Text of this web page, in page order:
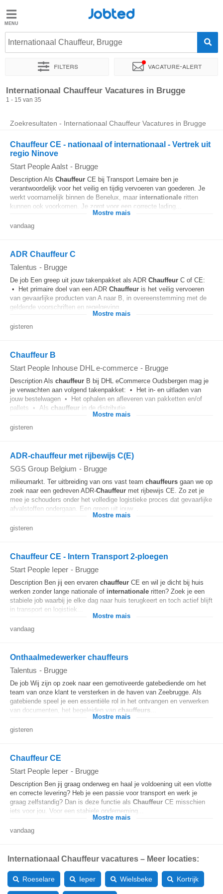
Jobted
Taal
Jobted
Internationaal Chauffeur, Brugge
Filters Vacature-alert
Sorteer op Exacte locatie Bedrijf Uitzendbureau
Internationaal Chauffeur Vacatures in Brugge
1 - 15 van 35
Zoekresultaten - Internationaal Chauffeur Vacatures in Brugge
Chauffeur CE - nationaal of internationaal - Vertrek uit
regio Ninove
Start People Aalst - Brugge
Description Als Chauffeur CE bij Transport Lemaire ben je
verantwoordelijk voor het veilig en tijdig vervoeren van goederen. Je
werkt voornamelijk binnen de Benelux, maar internationale ritten
kunnen ook voorkomen. Je zorgt voor een correcte lading...
Mostre mais
vandaag
ADR Chauffeur C
Talentus - Brugge
De job Een greep uit jouw takenpakket als ADR Chauffeur C of CE:
• Het primaire doel van een ADR Chauffeur is het veilig vervoeren
van gevaarlijke producten van A naar B, in overeenstemming met de
geldende voorschriften en regelgeving...
Mostre mais
gisteren
Chauffeur B
Start People Inhouse DHL e-commerce - Brugge
Description Als chauffeur B bij DHL eCommerce Oudsbergen mag je
je verwachten aan volgend takenpakket: • Het in- en uitladen van
jouw bestelwagen • Het ophalen en afleveren van pakketten en/of
pallets • Als chauffeur in de distributie...
Mostre mais
gisteren
ADR-chauffeur met rijbewijs C(E)
SGS Group Belgium - Brugge
milieumarkt. Ter uitbreiding van ons vast team chauffeurs gaan we op
zoek naar een gedreven ADR-Chauffeur met rijbewijs CE. Zo zet je
mee je schouders onder het volledige logistieke proces dat gevaarlijke
afvalstoffen ondergaan. Een greep uit jouw...
Mostre mais
gisteren
Chauffeur CE - Intern Transport 2-ploegen
Start People Ieper - Brugge
Description Ben jij een ervaren chauffeur CE en wil je dicht bij huis
werken zonder lange nationale of internationale ritten? Zoek je een
stabiele job waarbij je elke dag naar huis terugkeert en toch actief blijft
in transport en logistiek...
Mostre mais
vandaag
Onthaalmedewerker chauffeurs
Talentus - Brugge
De job Wij zijn op zoek naar een gemotiveerde gatebediende om het
team van onze klant te versterken in de haven van Zeebrugge. Als
gatebiende speel je een essentiële rol in het ontvangen en verwerken
van documenten, het begeleiden van chauffeurs
Mostre mais
gisteren
Chauffeur CE
Start People Ieper - Brugge
Description Ben jij graag onderweg en haal je voldoening uit een vlotte
en correcte levering? Heb je een passie voor transport en werk je
graag zelfstandig? Dan is deze functie als Chauffeur CE misschien
iets voor jou. Voor een stabiele onderneming...
Mostre mais
vandaag
Internationaal Chauffeur vacatures – Meer locaties:
Roeselare Ieper Wielsbeke Kortrijk